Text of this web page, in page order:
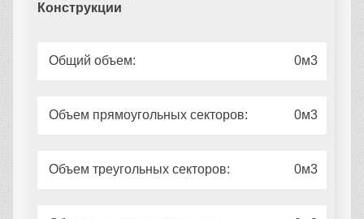
Конструкции
Общий объем: 0
Объем прямоугольных секторов: 0
Объем треугольных секторов: 0